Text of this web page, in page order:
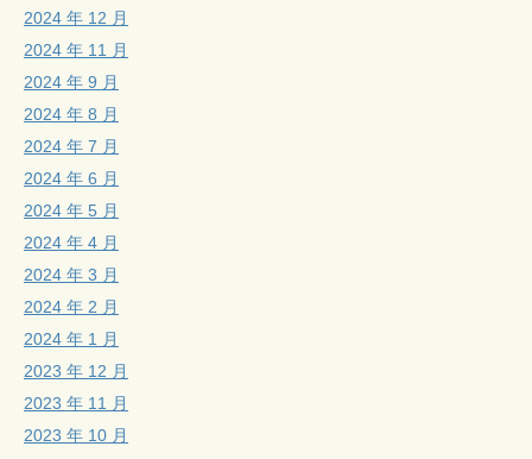
2024 年 12 月
2024 年 11 月
2024 年 9 月
2024 年 8 月
2024 年 7 月
2024 年 6 月
2024 年 5 月
2024 年 4 月
2024 年 3 月
2024 年 2 月
2024 年 1 月
2023 年 12 月
2023 年 11 月
2023 年 10 月